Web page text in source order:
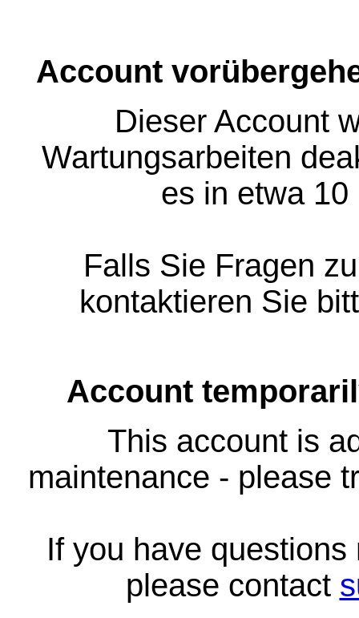
Account
Dieser Account
Wartungsarbeiten
es in etwa
Falls Sie Fragen
kontaktieren Sie
Account
This account is
maintenance - please
If you have
please contact